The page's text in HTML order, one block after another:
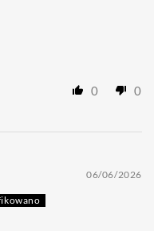
0
0
06/06/2026